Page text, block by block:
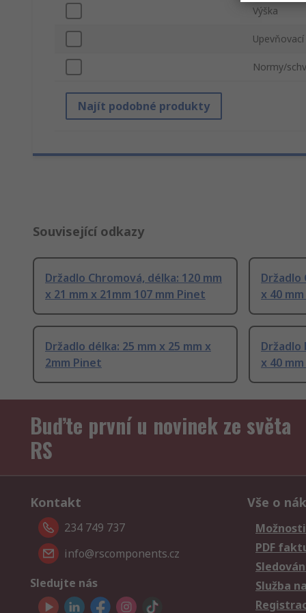
Výška
Normy/
Najít podobné produkty
Související odkazy
Držadlo Chromová, délka: 120 mm
x 21 mm x 21mm 107 mm Pinet
Držadlo
x 40
Držadlo délka: 25 mm x 25 mm x
2mm Pinet
Držadlo
x 40
Buďte první u novinek ze světa
RS
Kontakt
234 749 737
info@rscomponents.cz
Sledujte nás
Vše o
PDF
Služba